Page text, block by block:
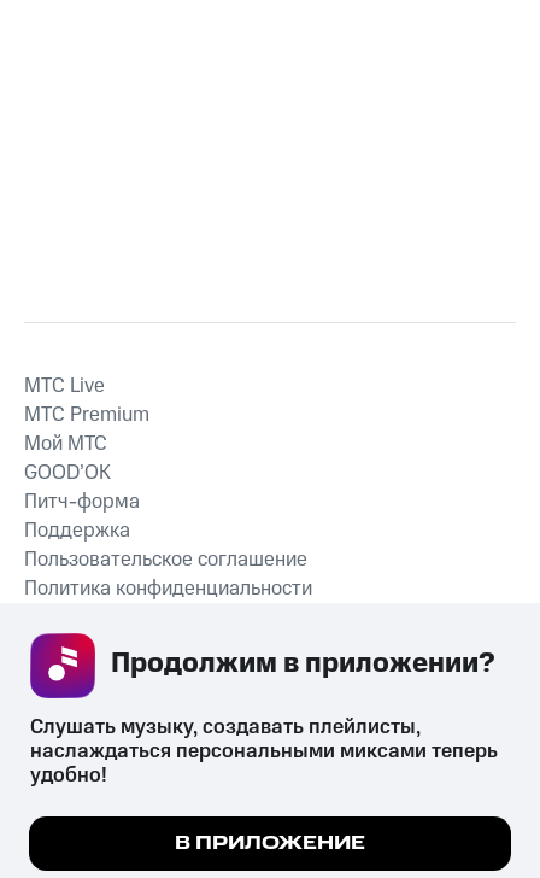
СКАЧАТЬ ПРИЛОЖЕНИЕ
MTС Live
MTС Premium
Мой МТС
GOOD’OK
Питч-форма
Поддержка
Пользовательское соглашение
Политика конфиденциальности
психотропных веществ, их аналогов причиняет вред здоровью,
их незаконный оборот запрещён и влечёт установленную
законодательством ответственность.
Мы используем куки, чтобы на сайте все
Подробнее
Слушать музыку, создавать плейлисты,
наслаждаться персональными миксами теперь
удобно!
В ПРИЛОЖЕНИЕ